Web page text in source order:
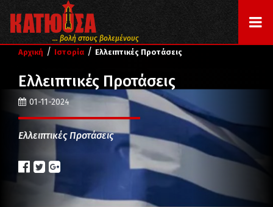
... βολή στους βολεμένους
Αρχική / Ιστορία / Ελλειπτικές Προτάσεις
Ελλειπτικές Προτάσεις
01-11-2024
Ελλειπτικές Προτάσεις